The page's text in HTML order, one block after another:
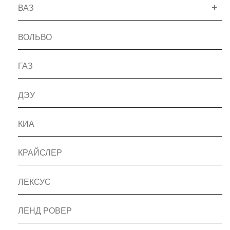
ВАЗ
ВОЛЬВО
ГАЗ
ДЭУ
КИА
КРАЙСЛЕР
ЛЕКСУС
ЛЕНД РОВЕР